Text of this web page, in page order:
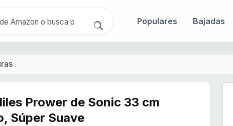
Populares Bajadas
Prower de Sonic 33 cm
Súper Suave